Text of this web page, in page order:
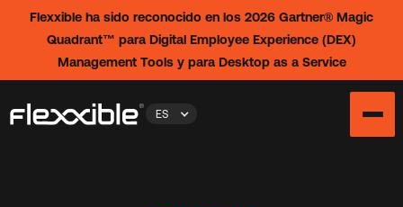
Flexxible ha sido reconocido en los 2026 Gartner® Magic
Quadrant™ para Digital Employee Experience (DEX)
Management Tools y para Desktop as a Service
ES